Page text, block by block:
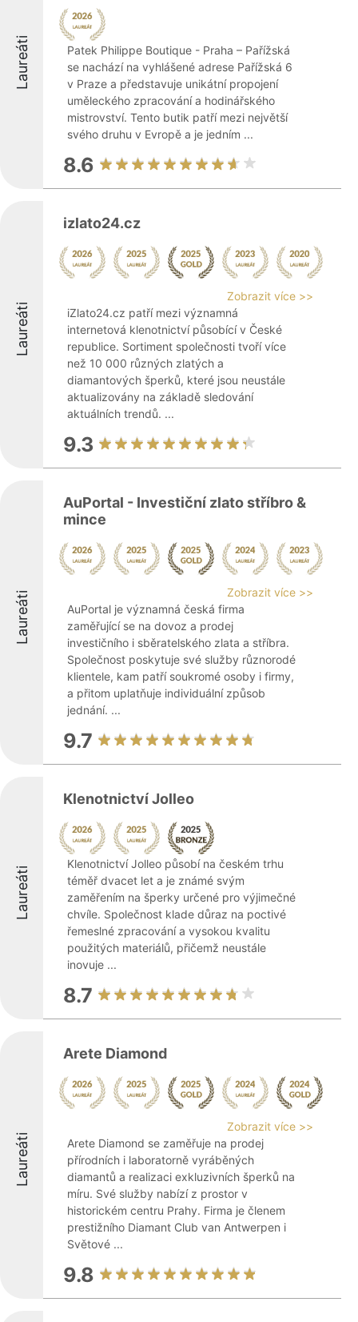
Laureáti
Patek Philippe Boutique - Praha – Pařížská
se nachází na vyhlášené adrese Pařížská 6
v Praze a představuje unikátní propojení
uměleckého zpracování a hodinářského
mistrovství. Tento butik patří mezi největší
svého druhu v Evropě a je jedním ...
8.6
Laureáti
izlato24.cz
Zobrazit více >>
iZlato24.cz patří mezi významná
internetová klenotnictví působící v České
republice. Sortiment společnosti tvoří více
než 10 000 různých zlatých a
diamantových šperků, které jsou neustále
aktualizovány na základě sledování
aktuálních trendů. ...
9.3
Laureáti
AuPortal - Investiční zlato stříbro &
mince
Zobrazit více >>
AuPortal je významná česká firma
zaměřující se na dovoz a prodej
investičního i sběratelského zlata a stříbra.
Společnost poskytuje své služby různorodé
klientele, kam patří soukromé osoby i firmy,
a přitom uplatňuje individuální způsob
jednání. ...
9.7
Laureáti
Klenotnictví Jolleo
Klenotnictví Jolleo působí na českém trhu
téměř dvacet let a je známé svým
zaměřením na šperky určené pro výjimečné
chvíle. Společnost klade důraz na poctivé
řemeslné zpracování a vysokou kvalitu
použitých materiálů, přičemž neustále
inovuje ...
8.7
Laureáti
Arete Diamond
Zobrazit více >>
Arete Diamond se zaměřuje na prodej
přírodních i laboratorně vyráběných
diamantů a realizaci exkluzivních šperků na
míru. Své služby nabízí z prostor v
historickém centru Prahy. Firma je členem
prestižního Diamant Club van Antwerpen i
Světové ...
9.8